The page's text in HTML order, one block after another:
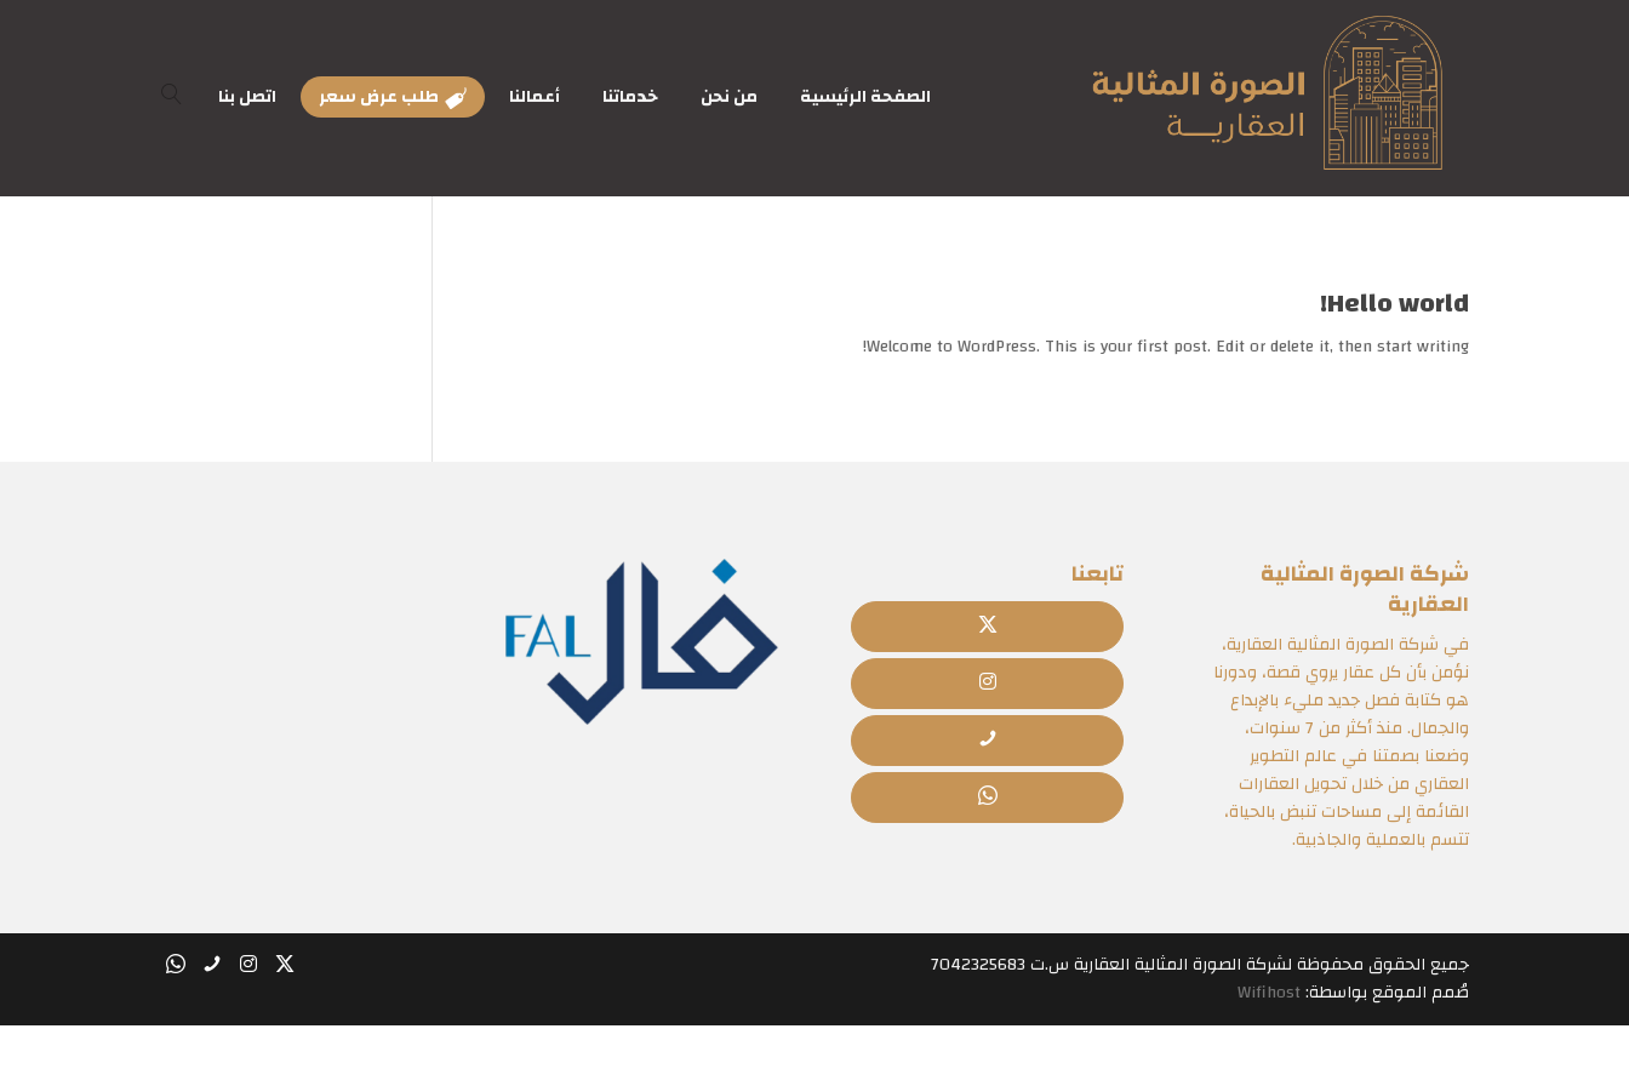
الصفحة الرئيسية من نحن خدماتنا أعمالنا طلب عرض سعر اتصل بنا
Hello world!
Welcome to WordPress. This is your first post. Edit or delete it, then start writing!
شركة الصورة المثالية
العقارية
في شركة الصورة المثالية العقارية،
نؤمن بأن كل عقار يروي قصة، ودورنا
هو كتابة فصل جديد مليء بالإبداع
والجمال. منذ أكثر من 7 سنوات،
وضعنا بصمتنا في عالم التطوير
العقاري من خلال تحويل العقارات
القائمة إلى مساحات تنبض بالحياة،
تتسم بالعملية والجاذبية.
تابعنا
جميع الحقوق محفوظة لشركة الصورة المثالية العقارية س.ت 7042325683
صُمم الموقع بواسطة:Wifihost